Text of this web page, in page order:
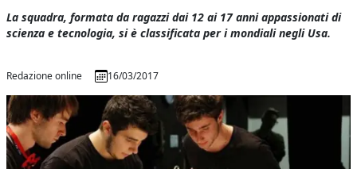
La squadra, formata da ragazzi dai 12 ai 17 anni appassionati di
scienza e tecnologia, si è classificata per i mondiali negli Usa.
Redazione online 16/03/2017